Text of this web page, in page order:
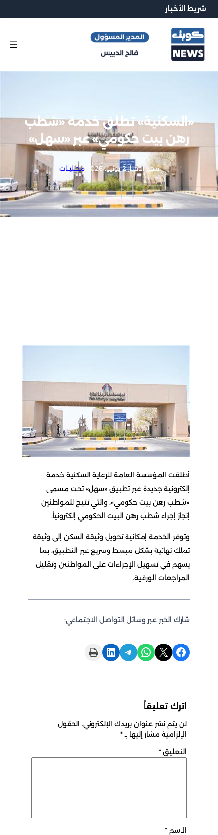
شريط الأخبار
«السكنية» تطلق خدمة «شطب
رهن بيت حكومي» عبر «سهل»
محرر الاخبار|2 يونيو, 2026 |محــليــات
أطلقت المؤسسة العامة للرعاية السكنية خدمة
إلكترونية جديدة عبر تطبيق «سهل» تحت مسمى
«شطب رهن بيت حكومي»، والتي تتيح للمواطنين
إنجاز إجراء شطب رهن البيت الحكومي إلكترونياً.
وتوفر الخدمة إمكانية تحويل وثيقة السكن إلى وثيقة
تملك نهائية بشكل مبسط وسريع عبر التطبيق، بما
يسهم في تسهيل الإجراءات على المواطنين وتقليل
المراجعات الورقية.
شارك الخبر عبر وسائل التواصل الاجتماعي:
Share on Facebook
Share on X
Share on WhatsApp
Share on Telegram
Share on LinkedIn
Print this Page
اترك تعليقاً
لن يتم نشر عنوان بريدك الإلكتروني. الحقول
الإلزامية مشار إليها بـ*
التعليق *
الاسم *